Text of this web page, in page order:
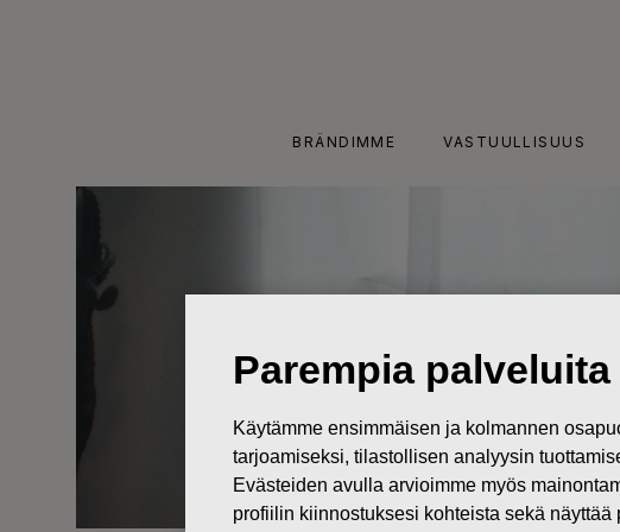
BRÄNDIMME VASTUULLISUUS
Parempia
Käytämme ensimmäisen ja kolmannen
tarjoamiseksi, tilastollisen analyysin
Evästeiden avulla arvioimme myös
profiilin kiinnostuksesi kohteista sekä